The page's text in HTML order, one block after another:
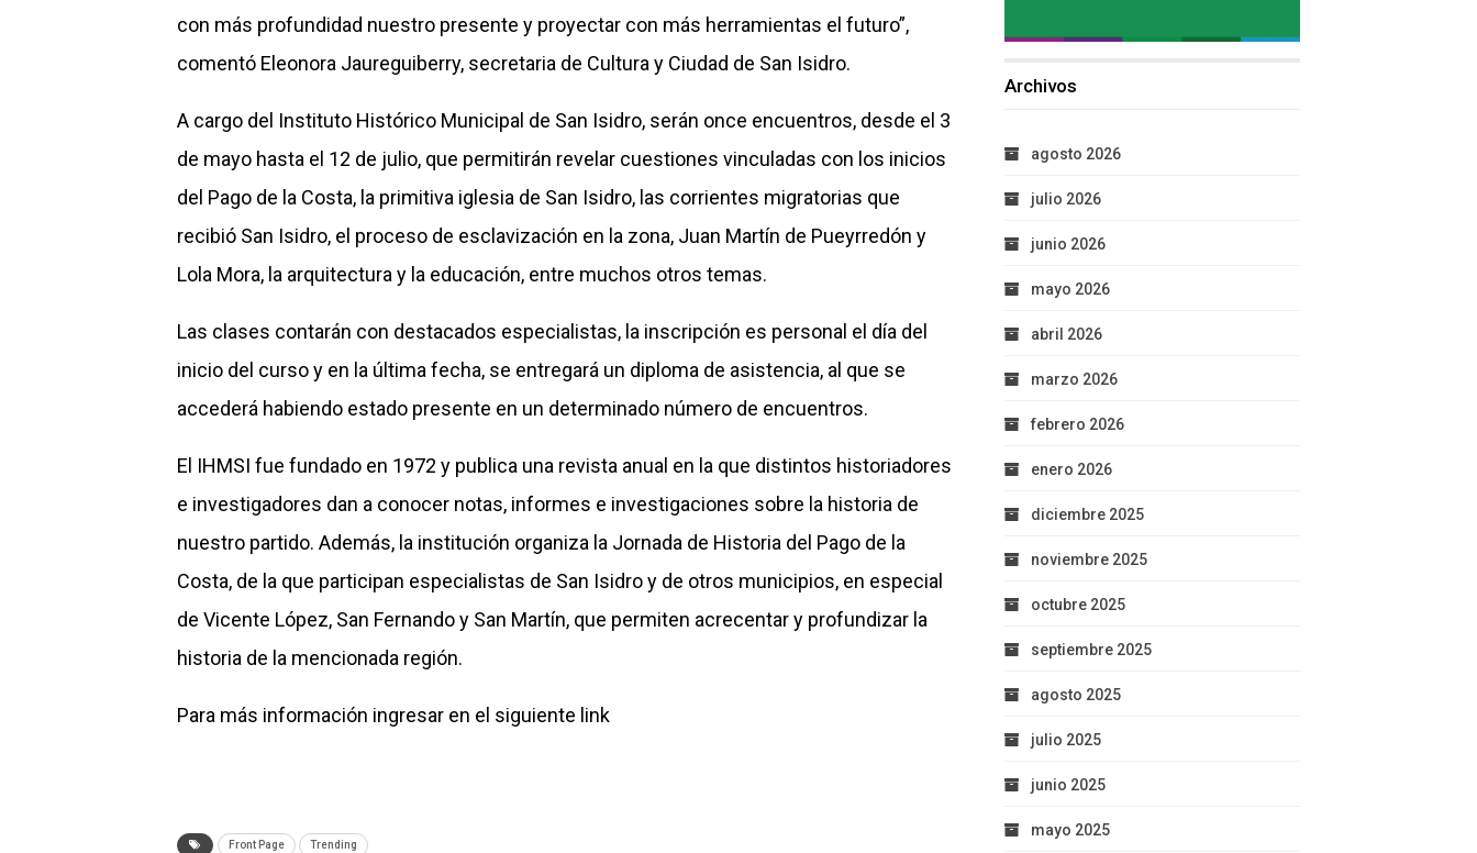
con más profundidad nuestro presente y proyectar con más herramientas el futuro”,
comentó Eleonora Jaureguiberry, secretaria de Cultura y Ciudad de San Isidro.
A cargo del Instituto Histórico Municipal de San Isidro, serán once encuentros, desde el 3
de mayo hasta el 12 de julio, que permitirán revelar cuestiones vinculadas con los inicios
del Pago de la Costa, la primitiva iglesia de San Isidro, las corrientes migratorias que
recibió San Isidro, el proceso de esclavización en la zona, Juan Martín de Pueyrredón y
Lola Mora, la arquitectura y la educación, entre muchos otros temas.
Las clases contarán con destacados especialistas, la inscripción es personal el día del
inicio del curso y en la última fecha, se entregará un diploma de asistencia, al que se
accederá habiendo estado presente en un determinado número de encuentros.
El IHMSI fue fundado en 1972 y publica una revista anual en la que distintos historiadores
e investigadores dan a conocer notas, informes e investigaciones sobre la historia de
nuestro partido. Además, la institución organiza la Jornada de Historia del Pago de la
Costa, de la que participan especialistas de San Isidro y de otros municipios, en especial
de Vicente López, San Fernando y San Martín, que permiten acrecentar y profundizar la
historia de la mencionada región.
Para más información ingresar en el siguiente link
Front Page Trending
Archivos
agosto 2026
julio 2026
junio 2026
mayo 2026
abril 2026
marzo 2026
febrero 2026
enero 2026
diciembre 2025
noviembre 2025
octubre 2025
septiembre 2025
agosto 2025
julio 2025
junio 2025
mayo 2025